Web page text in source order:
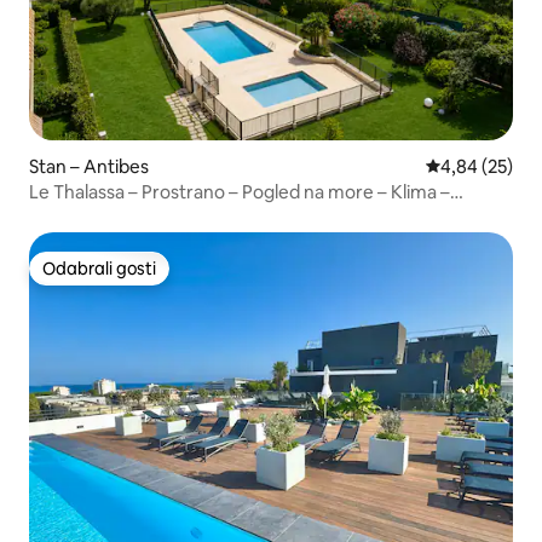
Stan – Antibes Prosječna
4,84 (25)
Le Thalassa – Prostrano – Pogled na more – Klima –
Odabrali gosti
Odabrali gosti